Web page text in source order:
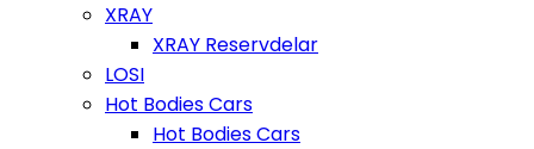
XRAY
XRAY Reservdelar
LOSI
Hot Bodies Cars
Hot Bodies Cars